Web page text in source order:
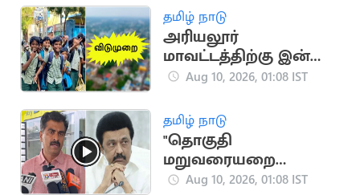
தமிழ் நாடு
அரியலூர்
மாவட்டத்திற்கு இன்று
உள்ளூர் விடுமுறை
Aug 10, 2026, 01:08 IST
தமிழ் நாடு
"தொகுதி
மறுவரையறை
மசோதாவை திமுக
Aug 10, 2026, 01:08 IST